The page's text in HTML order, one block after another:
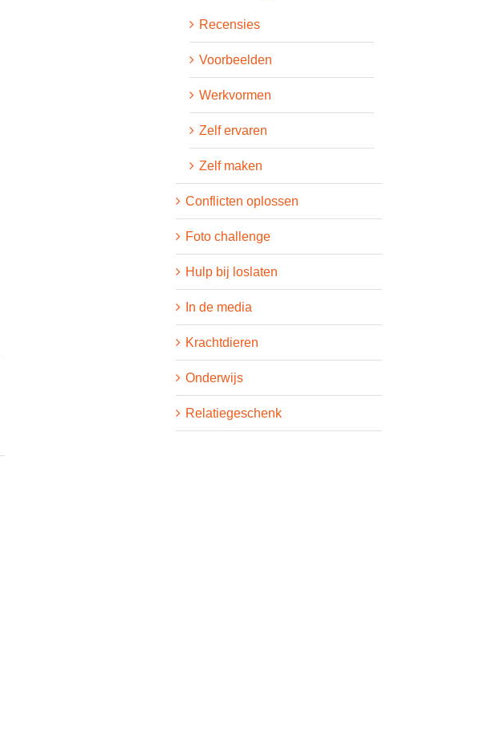
Recensies
Voorbeelden
Werkvormen
Zelf ervaren
Zelf maken
Conflicten oplossen
Foto challenge
Hulp bij loslaten
In de media
Krachtdieren
Onderwijs
Relatiegeschenk